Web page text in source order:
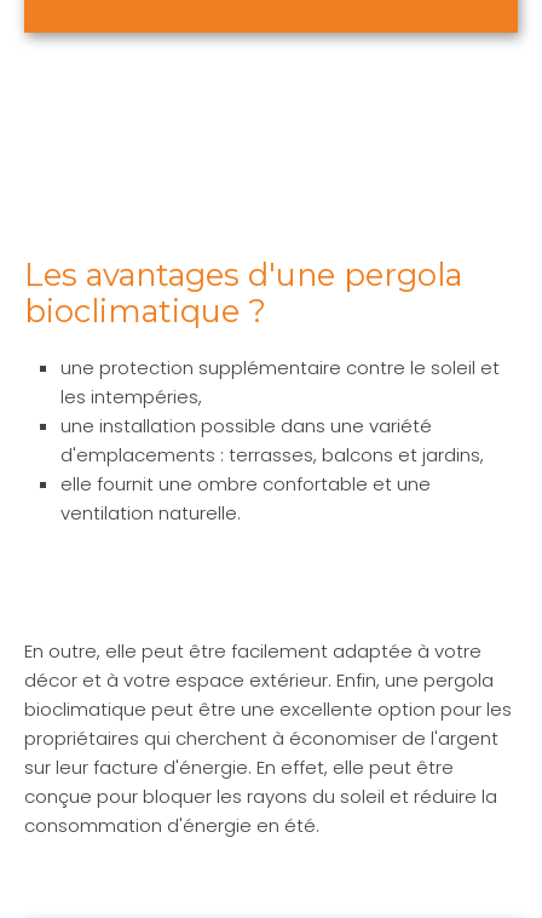
Les avantages d'une pergola
bioclimatique ?
une protection supplémentaire contre le soleil et
les intempéries,
une installation possible dans une variété
d'emplacements : terrasses, balcons et jardins,
elle fournit une ombre confortable et une
ventilation naturelle.
En outre, elle peut être facilement adaptée à votre
décor et à votre espace extérieur. Enfin, une pergola
bioclimatique peut être une excellente option pour les
propriétaires qui cherchent à économiser de l'argent
sur leur facture d'énergie. En effet, elle peut être
conçue pour bloquer les rayons du soleil et réduire la
consommation d'énergie en été.